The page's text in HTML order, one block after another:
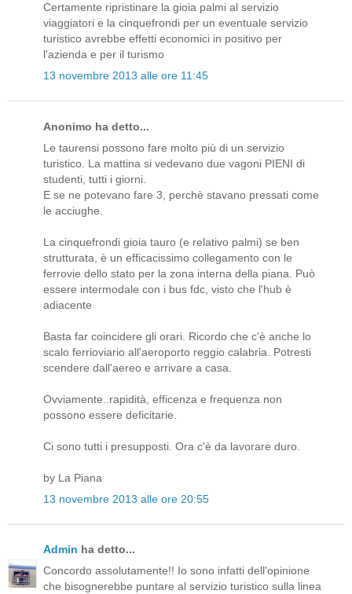
Certamente ripristinare la gioia palmi al servizio
viaggiatori e la cinquefrondi per un eventuale servizio
turistico avrebbe effetti economici in positivo per
l'azienda e per il turismo
13 novembre 2013 alle ore 11:45
Anonimo ha detto...
Le taurensi possono fare molto più di un servizio
turistico. La mattina si vedevano due vagoni PIENI di
studenti, tutti i giorni.
E se ne potevano fare 3, perchè stavano pressati come
le acciughe.
La cinquefrondi gioia tauro (e relativo palmi) se ben
strutturata, è un efficacissimo collegamento con le
ferrovie dello stato per la zona interna della piana. Può
essere intermodale con i bus fdc, visto che l'hub è
adiacente
Basta far coincidere gli orari. Ricordo che c'è anche lo
scalo ferrioviario all'aeroporto reggio calabria. Potresti
scendere dall'aereo e arrivare a casa.
Ovviamente..rapidità, efficenza e frequenza non
possono essere deficitarie.
Ci sono tutti i presupposti. Ora c'è da lavorare duro.
by La Piana
13 novembre 2013 alle ore 20:55
Admin ha detto...
Concordo assolutamente!! Io sono infatti dell'opinione
che bisognerebbe puntare al servizio turistico sulla linea